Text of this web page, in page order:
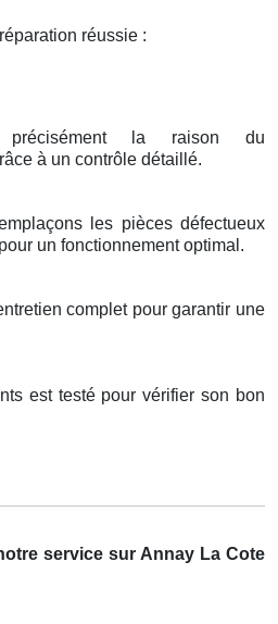
réussie :
précisément la raison du
à un contrôle détaillé.
les pièces défectueux
un fonctionnement optimal.
complet pour garantir une
est testé pour vérifier son bon
service sur Annay La Cote